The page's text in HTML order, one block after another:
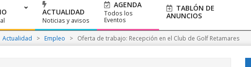
ACTUALIDAD
Noticias y avisos
AGENDA
Todos los
Eventos
TABLÓN DE
ANUNCIOS
Actualidad > Empleo > Oferta de trabajo: Recepción en el Club de Golf Retamares